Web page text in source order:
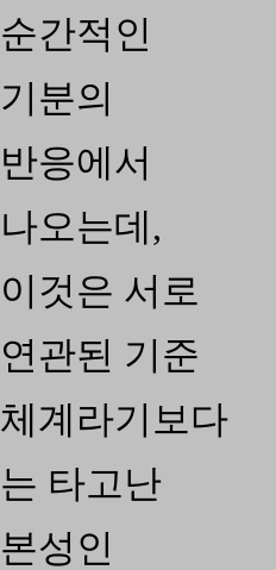
순간적인
기분의
반응에서
나오는데,
이것은 서로
연관된 기준
체계라기보다
는 타고난
본성인
그렇다고
독단적이지도
않다.
독단적이라면
디자인은
존재할 수
없기
때문이다.
우리는 원칙과